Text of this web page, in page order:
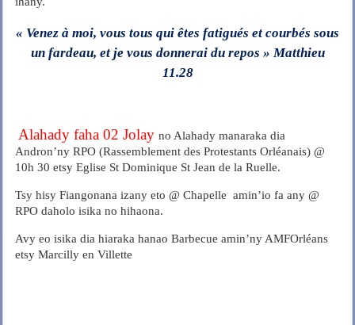
« Venez à moi, vous tous qui êtes fatigués et courbés sous
un fardeau, et je vous donnerai du repos » Matthieu
11.28
Alahady faha 02 Jolay no Alahady manaraka dia
Andron’ny RPO (Rassemblement des Protestants Orléanais) @
10h 30 etsy Eglise St Dominique St Jean de la Ruelle.
Tsy hisy Fiangonana izany eto @ Chapelle amin’io fa any @
RPO daholo isika no hihaona.
Avy eo isika dia hiaraka hanao Barbecue amin’ny AMFOrléans
etsy Marcilly en Villette